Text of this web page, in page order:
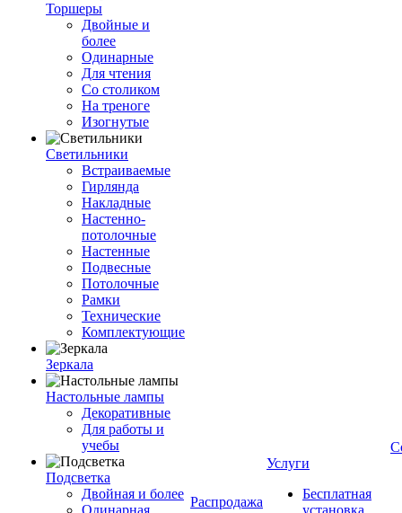
Торшеры
Двойные и
более
Одинарные
Для чтения
Со столиком
На треноге
Изогнутые
Светильники
Встраиваемые
Гирлянда
Накладные
Настенно-
потолочные
Настенные
Подвесные
Потолочные
Рамки
Технические
Комплектующие
Зеркала
Настольные лампы
Декоративные
Для работы и
учебы
Подсветка
Двойная и более
Одинарная
Распродажа
Услуги
Бесплатная
установка